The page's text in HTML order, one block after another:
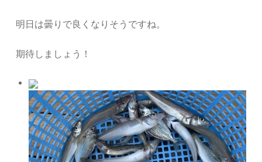
明日は曇りで良くなりそうですね。
期待しましょう！